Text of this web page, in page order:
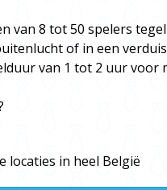
van 8 tot 50 spelers
of in een
van 1 tot 2 uur voor
locaties in heel België